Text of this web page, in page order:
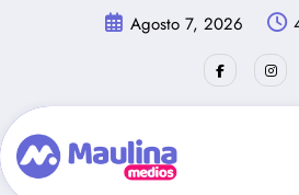
Agosto 7, 2026